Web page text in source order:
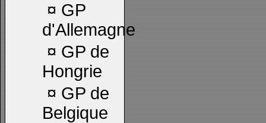
¤ GP
d'Allemagne
¤ GP de
Hongrie
¤ GP de
Belgique